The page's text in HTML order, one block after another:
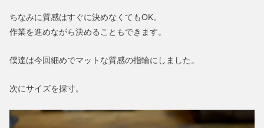
ちなみに質感はすぐに決めなくてもOK。
作業を進めながら決めることもできます。
僕達は今回細めでマットな質感の指輪にしました。
次にサイズを採寸。